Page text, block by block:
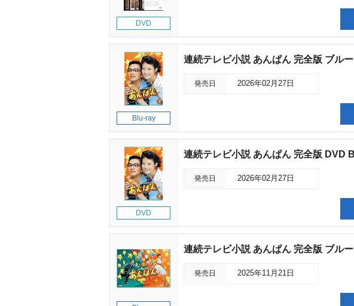
DVD
Blu-ray
連続テレビ小説 あんぱん 完全版 ブル
発売日 2026年02月27日
DVD
連続テレビ小説 あんぱん 完全版 DVD
発売日 2026年02月27日
連続テレビ小説 あんぱん 完全版 ブル
発売日 2025年11月21日